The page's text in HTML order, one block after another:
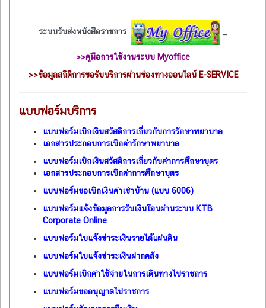
ระบบรับส่งหนังสือราชการ
>>คู่มือการใช้งานระบบ Myoffice
>>ข้อมูลสถิติการขอรับบริการผ่านช่องทางออนไลน์ E-SERVICE
แบบฟอร์มบริการ
แบบฟอร์มเบิกเงินสวัสดิการเกี่ยวกับการรักษาพยาบาล
เอกสารประกอบการเบิกค่ารักษาพยาบาล
แบบฟอร์มเบิกเงินสวัสดิการเกี่ยวกับค่าการศึกษาบุตร
เอกสารประกอบการเบิกค่าการศึกษาบุตร
แบบฟอร์มขอเบิกเงินค่าเช่าบ้าน (แบบ 6006)
แบบฟอร์มแจ้งข้อมูลการรับเงินโอนผ่านระบบ KTB
Corporate Online
แบบฟอร์มใบแจ้งชำระเงินรายได้แผ่นดิน
แบบฟอร์มใบแจ้งชำระเงินฝากคลัง
แบบฟอร์มเบิกค่าใช้จ่ายในการเดินทางไปราชการ
แบบฟอร์มขออนุญาตไปราชการ